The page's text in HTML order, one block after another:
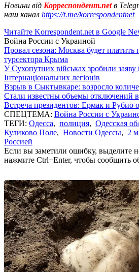
Новини від Корреспондент.netв
наш канал https://t.me/korrespondentnet
Читайте Korrespondent.net в Google
Война России с Украиной
Провал сезона: Москва будет платить
турсектора Крыма
У Сухопутних військах зробили заяву
Інтернаціональних легіонів
Взрыв в Сыктывкаре: возросло
Стали известны объемы отключений
Встреча президентов: Ермак и Рубио
СПЕЦТЕМА: Война России с
ТЕГИ: Одесса, полиция, Одесская
Куликово Поле, Новости Одессы, 2
Россией
Если вы заметили ошибку, выделите
нажмите Ctrl+Enter, чтобы сообщить